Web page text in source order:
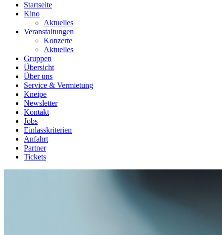
Startseite
Kino
Aktuelles
Veranstaltungen
Konzerte
Aktuelles
Gruppen
Übersicht
Über uns
Service & Vermietung
Kneipe
Newsletter
Kontakt
Jobs
Einlasskriterien
Anfahrt
Partner
Tickets